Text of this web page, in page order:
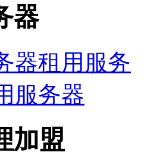
器
器租用服务
服务器
加盟